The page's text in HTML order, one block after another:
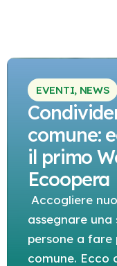
EVENTI, NEWS
comune:
il primo
Ecoopera
Accogliere
assegnare
persone a
comune. Ecco